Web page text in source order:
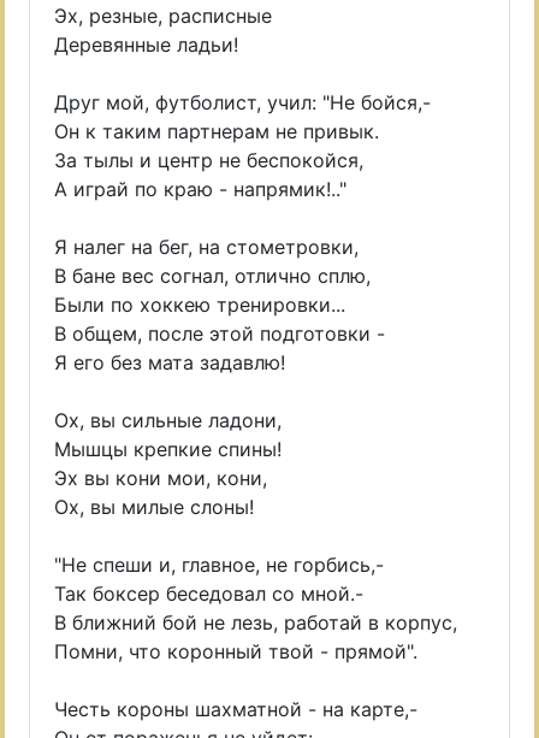
Эх, резные, расписные
Деревянные ладьи!
Друг мой, футболист, учил: "Не бойся,-
Он к таким партнерам не привык.
За тылы и центр не беспокойся,
А играй по краю - напрямик!.."
Я налег на бег, на стометровки,
В бане вес согнал, отлично сплю,
Были по хоккею тренировки...
В общем, после этой подготовки -
Я его без мата задавлю!
Ох, вы сильные ладони,
Мышцы крепкие спины!
Эх вы кони мои, кони,
Ох, вы милые слоны!
"Не спеши и, главное, не горбись,-
Так боксер беседовал со мной.-
В ближний бой не лезь, работай в корпус,
Помни, что коронный твой - прямой".
Честь короны шахматной - на карте,-